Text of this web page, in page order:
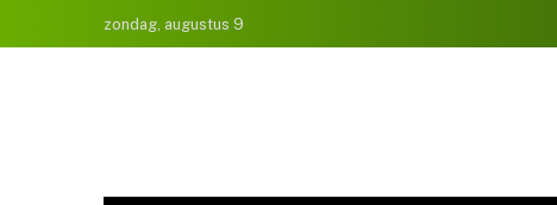
zondag, augustus 9